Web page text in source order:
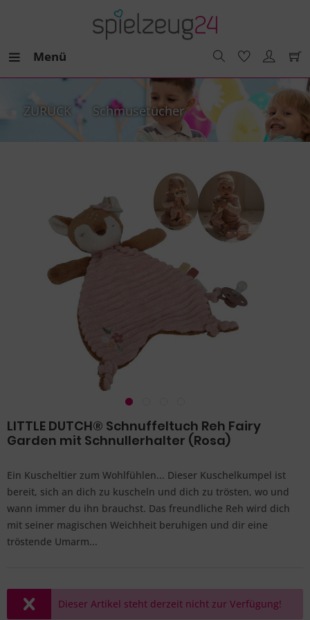
Menü
ZURÜCK Schmusetücher
LITTLE DUTCH® Schnuffeltuch Reh Fairy
Garden mit Schnullerhalter (Rosa)
Ein Kuscheltier zum Wohlfühlen... Dieser Kuschelkumpel ist
bereit, sich an dich zu kuscheln und dich zu trösten, wo und
wann immer du ihn brauchst. Das freundliche Reh wird dich
mit seiner magischen Weichheit beruhigen und dir eine
tröstende Umarm...
Dieser Artikel steht derzeit nicht zur Verfügung!